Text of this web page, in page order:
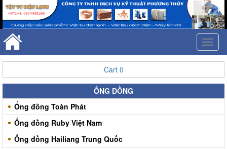
Cart 0
ỐNG ĐỒNG
Ống đồng Toàn Phát
Ống đồng Ruby Việt Nam
Ống đồng Hailiang Trung Quốc